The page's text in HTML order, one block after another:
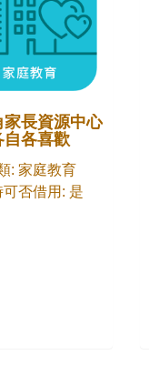
家長資源中心
自各喜歡
: 家庭教育
可否借用: 是